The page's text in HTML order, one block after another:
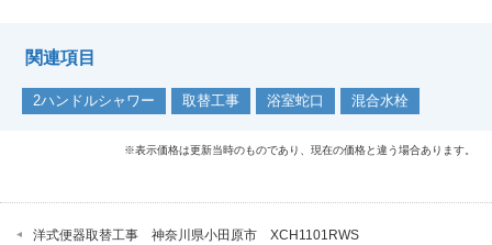
関連項目
2ハンドルシャワー 取替工事 浴室蛇口 混合水栓
※表示価格は更新当時のものであり、現在の価格と違う場合あります。
洋式便器取替工事 神奈川県小田原市 XCH1101RWS